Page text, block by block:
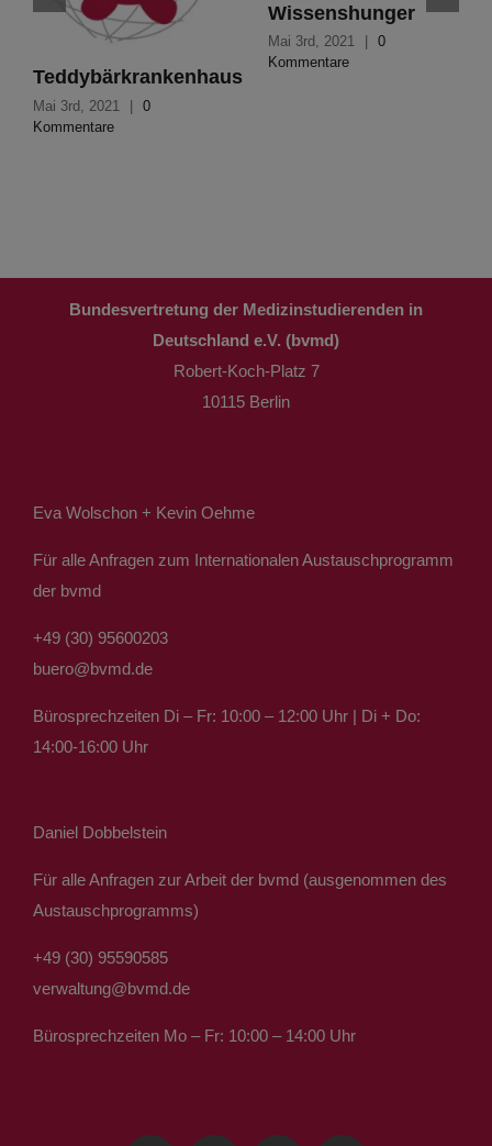
Teddybärkrankenhaus
Mai 3rd, 2021 |
0
Kommentare
Wissenshunger
Mai 3rd, 2021
0
Kommentare
Bundesvertretung der Medizinstudierenden in
Deutschland e.V. (bvmd)
Robert-Koch-Platz 7
10115 Berlin
Eva Wolschon + Kevin Oehme
Für alle Anfragen zum Internationalen Austauschprogramm
der bvmd
+49 (30) 95600203
buero@bvmd.de
Bürosprechzeiten Di – Fr: 10:00 – 12:00 Uhr | Di + Do:
14:00-16:00 Uhr
Daniel Dobbelstein
Für alle Anfragen zur Arbeit der bvmd (ausgenommen des
Austauschprogramms)
+49 (30) 95590585
verwaltung@bvmd.de
Bürosprechzeiten Mo – Fr: 10:00 – 14:00 Uhr